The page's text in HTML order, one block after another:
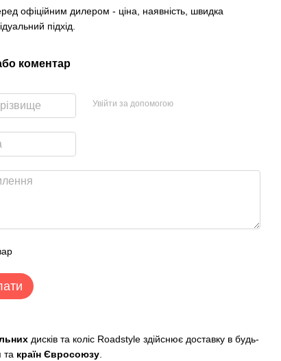
офіційним дилером - ціна, наявність, швидка
підхід.
коментар
Увійти за допомогою
дисків та коліс Roadstyle здійснює доставку в будь-
та країн Євросоюзу